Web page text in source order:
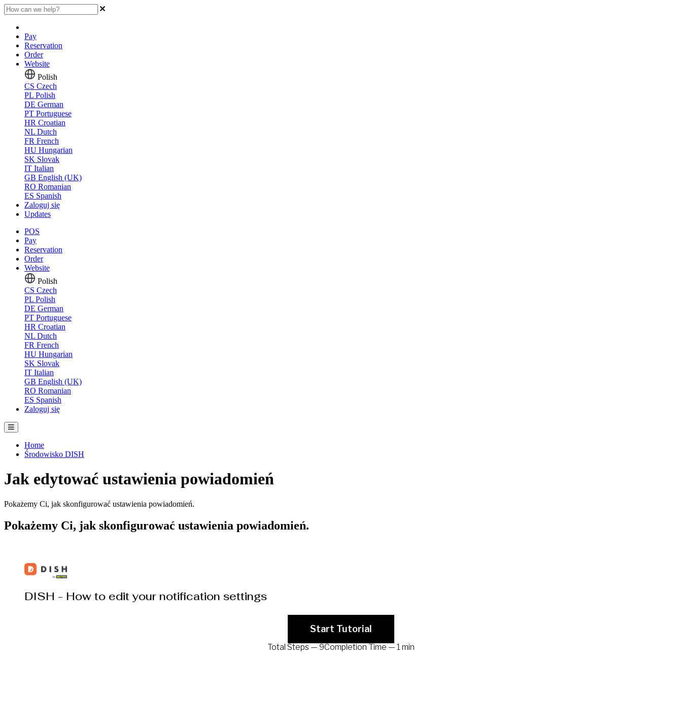
Pay
Reservation
Order
Website
Polish
CS Czech
PL Polish
DE German
PT Portuguese
HR Croatian
NL Dutch
FR French
HU Hungarian
SK Slovak
IT Italian
GB English (UK)
RO Romanian
ES Spanish
Zaloguj się
Updates
POS
Pay
Reservation
Order
Website
Polish
CS Czech
PL Polish
DE German
PT Portuguese
HR Croatian
NL Dutch
FR French
HU Hungarian
SK Slovak
IT Italian
GB English (UK)
RO Romanian
ES Spanish
Zaloguj się
Home
Środowisko DISH
Jak edytować ustawienia powiadomień
Pokażemy Ci, jak skonfigurować ustawienia powiadomień.
Pokażemy Ci, jak skonfigurować ustawienia powiadomień.